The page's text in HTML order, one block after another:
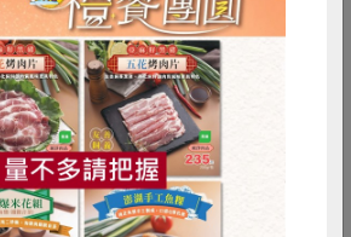
能有興趣的產品
食譜 減硝酸鹽
安 共同購買